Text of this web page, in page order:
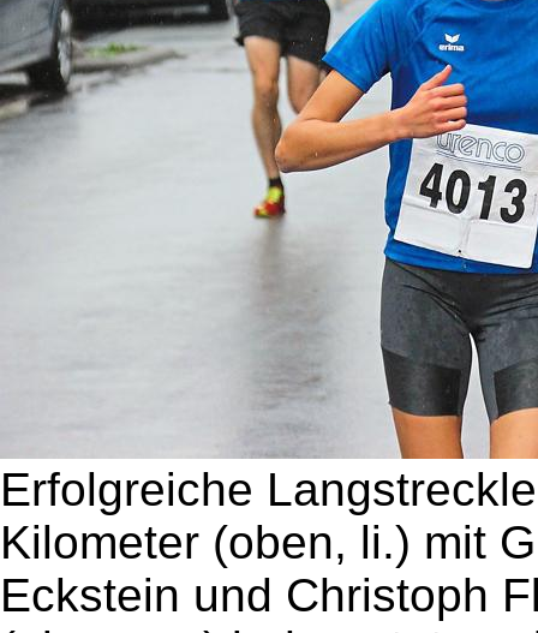
Erfolgreiche
Kilometer (oben, li.) mit
Eckstein und Christoph